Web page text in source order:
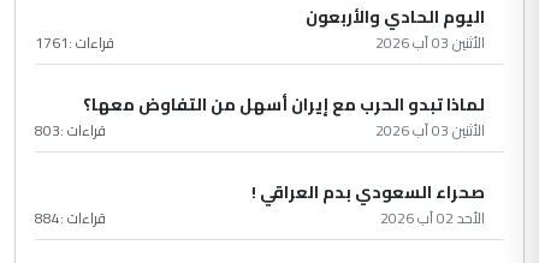
اليوم الحادي والأربعون
الأثنين 03 آب 2026 قراءات :1761
لماذا تبدو الحرب مع إيران أسهل من التفاوض معها؟
الأثنين 03 آب 2026 قراءات :803
صحراء السعودي بدم العراقي !
الأحد 02 آب 2026 قراءات :884